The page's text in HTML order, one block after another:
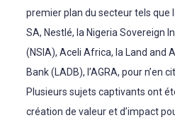
premier plan du secteur tels que
SA, Nestlé, la Nigeria Sovereign
(NSIA), Aceli Africa, la Land and
Bank (LADB), l’AGRA, pour n’en
Plusieurs sujets captivants ont
création de valeur et d’impact